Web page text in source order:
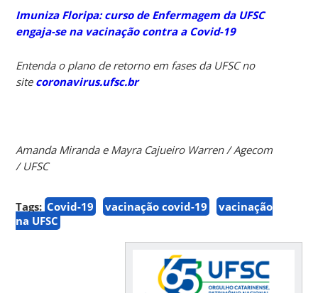
Imuniza Floripa: curso de Enfermagem da UFSC
engaja-se na vacinação contra a Covid-19
Entenda o plano de retorno em fases da UFSC no
site coronavirus.ufsc.br
Amanda Miranda e Mayra Cajueiro Warren / Agecom
/ UFSC
Tags: Covid-19 vacinação covid-19
vacinação
na UFSC